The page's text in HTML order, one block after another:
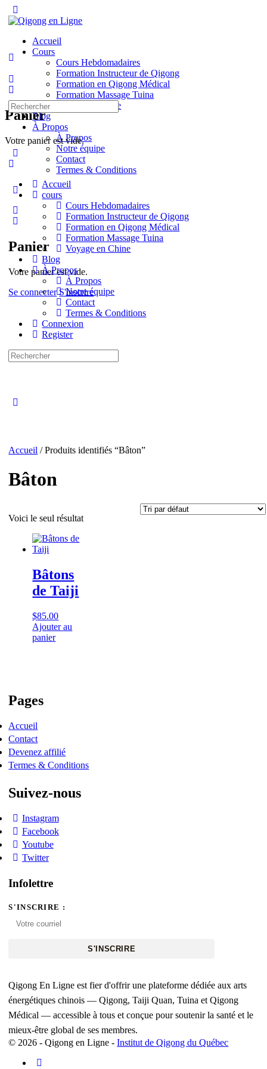
Side
Accueil
Cours
Cours Hebdomadaires
Formation Instructeur de Qigong
Formation en Qigong Médical
Formation Massage Tuina
Voyage en Chine
Blog
À Propos
À Propos
Notre équipe
Contact
Termes & Conditions
More
options
Panier
Votre panier est vide.
Se connecter S'inscrire
Panier
Votre panier est vide.
Recherche
pour:
Accueil
cours
Cours Hebdomadaires
Formation Instructeur de Qigong
Formation en Qigong Médical
Formation Massage Tuina
Voyage en Chine
Blog
À Propos
À Propos
Notre équipe
Contact
Termes & Conditions
Connexion
Register
Recherche
pour:
Accueil / Produits identifiés “Bâton”
Bâton
Voici le seul résultat
Bâtons
de Taiji
$85.00
Ajouter au
panier
Pages
Accueil
Contact
Devenez affilié
Termes & Conditions
Suivez-nous
Instagram
Facebook
Youtube
Twitter
Infolettre
S'INSCRIRE :
S'INSCRIRE
Qigong En Ligne est fier d'offrir une plateforme dédiée aux arts
énergétiques chinois — Qigong, Taiji Quan, Tuina et Qigong
Médical — accessible à tous et conçue pour soutenir la santé et le
mieux-être global de ses membres.
© 2026 - Qigong en Ligne -Institut de Qigong du Québec